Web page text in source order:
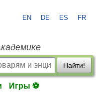
EN DE ES FR
Найти!
Игры ⚽